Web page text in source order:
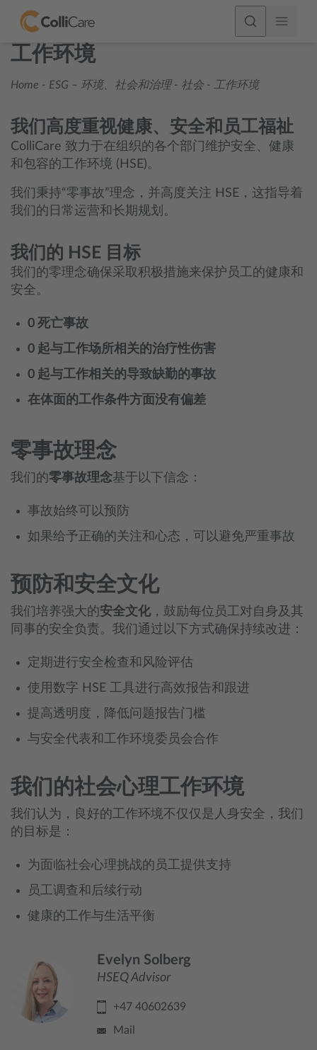
工作环境
Home - ESG – 环境、社会和治理 - 社会 - 工作环境
我们高度重视健康、安全和员工福祉
ColliCare 致力于在组织的各个部门维护安全、健康
和包容的工作环境 (HSE)。
我们秉持“零事故”理念，并高度关注 HSE，这指导着
我们的日常运营和长期规划。
我们的 HSE 目标
我们的零理念确保采取积极措施来保护员工的健康和
安全。
0 死亡事故
0 起与工作场所相关的治疗性伤害
0 起与工作相关的导致缺勤的事故
在体面的工作条件方面没有偏差
零事故理念
我们的零事故理念基于以下信念：
事故始终可以预防
如果给予正确的关注和心态，可以避免严重事故
预防和安全文化
我们培养强大的安全文化，鼓励每位员工对自身及其
同事的安全负责。我们通过以下方式确保持续改进：
定期进行安全检查和风险评估
使用数字 HSE 工具进行高效报告和跟进
提高透明度，降低问题报告门槛
与安全代表和工作环境委员会合作
我们的社会心理工作环境
我们认为，良好的工作环境不仅仅是人身安全，我们
的目标是：
为面临社会心理挑战的员工提供支持
员工调查和后续行动
健康的工作与生活平衡
Evelyn Solberg
HSEQ Advisor
+47 40602639
Mail